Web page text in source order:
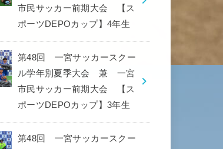
市民サッカー前期大会 【ス
ポーツDEPOカップ】4年生
第48回 一宮サッカースクー
ル学年別夏季大会 兼 一宮
市民サッカー前期大会 【ス
ポーツDEPOカップ】3年生
第48回 一宮サッカースクー